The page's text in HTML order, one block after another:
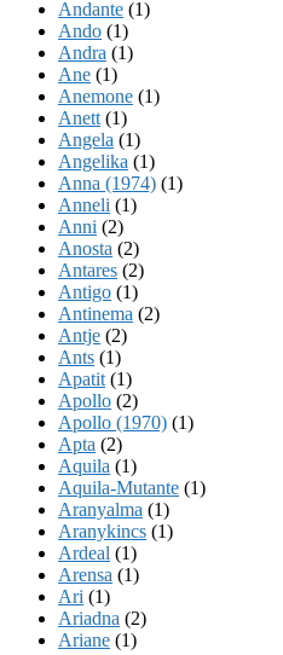
Andante (1)
Ando (1)
Andra (1)
Ane (1)
Anemone (1)
Anett (1)
Angela (1)
Angelika (1)
Anna (1974) (1)
Anneli (1)
Anni (2)
Anosta (2)
Antares (2)
Antigo (1)
Antinema (2)
Antje (2)
Ants (1)
Apatit (1)
Apollo (2)
Apollo (1970) (1)
Apta (2)
Aquila (1)
Aquila-Mutante (1)
Aranyalma (1)
Aranykincs (1)
Ardeal (1)
Arensa (1)
Ari (1)
Ariadna (2)
Ariane (1)